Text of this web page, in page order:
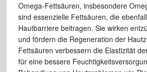
Omega-Fettsäuren, insbesondere
sind essenzielle Fettsäuren, die
Hautbarriere beitragen. Sie wirken
und fördern die Regeneration der
Fettsäuren verbessern die Elastizität
für eine bessere